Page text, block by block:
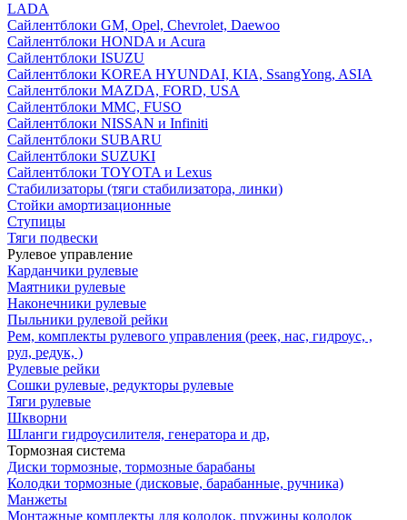
LADA
Сайлентблоки GM, Opel, Chevrolet, Daewoo
Сайлентблоки HONDA и Acura
Сайлентблоки ISUZU
Сайлентблоки KOREA HYUNDAI, KIA, SsangYong, ASIA
Сайлентблоки MAZDA, FORD, USA
Сайлентблоки MMC, FUSO
Сайлентблоки NISSAN и Infiniti
Сайлентблоки SUBARU
Сайлентблоки SUZUKI
Сайлентблоки TOYOTA и Lexus
Стабилизаторы (тяги стабилизатора, линки)
Стойки амортизационные
Ступицы
Тяги подвески
Рулевое управление
Карданчики рулевые
Маятники рулевые
Наконечники рулевые
Пыльники рулевой рейки
Рем, комплекты рулевого управления (реек, нас, гидроус, ,
рул, редук, )
Рулевые рейки
Сошки рулевые, редукторы рулевые
Тяги рулевые
Шкворни
Шланги гидроусилителя, генератора и др,
Тормозная система
Диски тормозные, тормозные барабаны
Колодки тормозные (дисковые, барабанные, ручника)
Манжеты
Монтажные комплекты для колодок, пружины колодок